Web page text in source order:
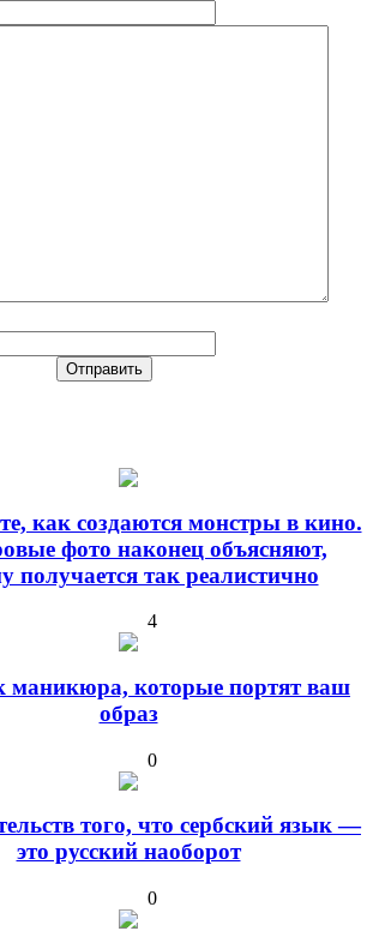
как создаются монстры в кино.
фото наконец объясняют,
получается так реалистично
4
маникюра, которые портят ваш
образ
0
того, что сербский язык —
это русский наоборот
0